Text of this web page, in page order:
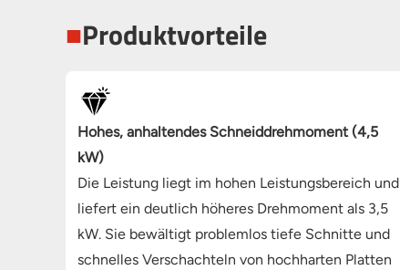
■Produktvorteile
Hohes, anhaltendes Schneiddrehmoment (4,5
kW)
Die Leistung liegt im hohen Leistungsbereich und
liefert ein deutlich höheres Drehmoment als 3,5
kW. Sie bewältigt problemlos tiefe Schnitte und
schnelles Verschachteln von hochharten Platten